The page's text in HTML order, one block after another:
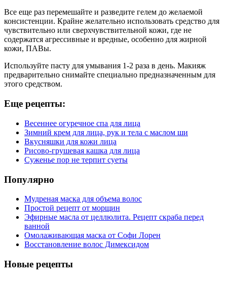
Все еще раз перемешайте и разведите гелем до желаемой
консистенции. Крайне желательно использовать средство для
чувствительно или сверхчувствительной кожи, где не
содержатся агрессивные и вредные, особенно для жирной
кожи, ПАВы.
Используйте пасту для умывания 1-2 раза в день. Макияж
предварительно снимайте специально предназначенным для
этого средством.
Еще рецепты:
Весеннее огуречное спа для лица
Зимний крем для лица, рук и тела с маслом ши
Вкусняшки для кожи лица
Рисово-грушевая кашка для лица
Суженье пор не терпит суеты
Популярно
Мудреная маска для объема волос
Простой рецепт от морщин
Эфирные масла от целлюлита. Рецепт скраба перед
ванной
Омолаживающая маска от Софи Лорен
Восстановление волос Димексидом
Новые рецепты